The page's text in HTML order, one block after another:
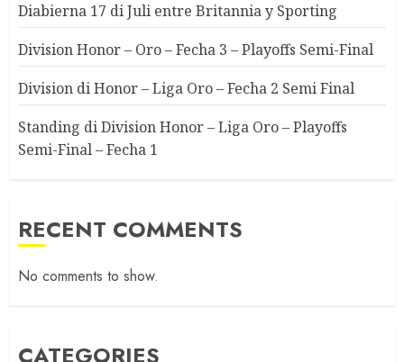
Diabierna 17 di Juli entre Britannia y Sporting
Division Honor – Oro – Fecha 3 – Playoffs Semi-Final
Division di Honor – Liga Oro – Fecha 2 Semi Final
Standing di Division Honor – Liga Oro – Playoffs
Semi-Final – Fecha 1
RECENT COMMENTS
No comments to show.
CATEGORIES